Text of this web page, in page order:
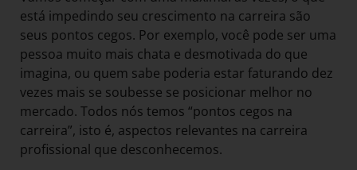
está impedindo seu crescimento na carreira são
seus pontos cegos. Por exemplo, você pode ser uma
pessoa muito mais chata e desmotivada do que
imagina, ou quem sabe poderia estar faturando dez
vezes mais se soubesse se posicionar melhor no
mercado. Todos nós temos “pontos cegos na
carreira”, isto é, aspectos relevantes na carreira
profissional que desconhecemos.